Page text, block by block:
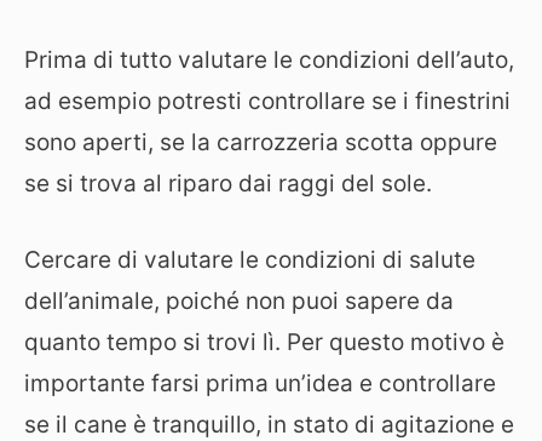
Prima di tutto valutare le condizioni dell’auto,
ad esempio potresti controllare se i finestrini
sono aperti, se la carrozzeria scotta oppure
se si trova al riparo dai raggi del sole.
Cercare di valutare le condizioni di salute
dell’animale, poiché non puoi sapere da
quanto tempo si trovi lì. Per questo motivo è
importante farsi prima un’idea e controllare
se il cane è tranquillo, in stato di agitazione e